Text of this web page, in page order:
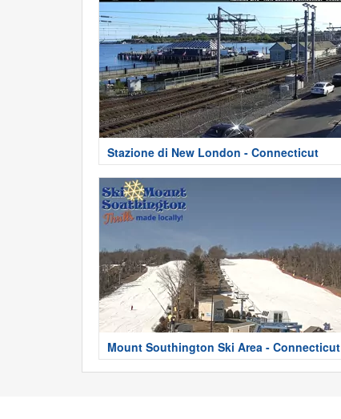
Stazione di New London - Connecticut
Mount Southington Ski Area - Connecticut